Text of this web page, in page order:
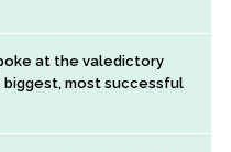
at the valedictory
most successful